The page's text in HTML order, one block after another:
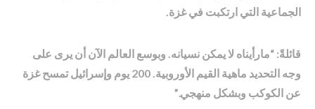
الجماعية التي ارتكبت في غزة.
قائلةً: “مارأيناه لا يمكن نسيانه. وبوسع العالم الآن أن يرى على
وجه التحديد ماهية القيم الأوروبية. 200 يوم وإسرائيل تمسح غزة
عن الكوكب وبشكل منهجي.”